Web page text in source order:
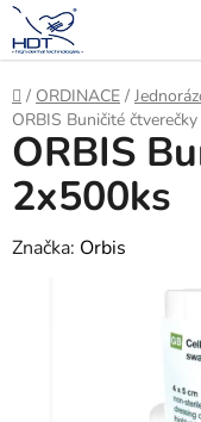
Přejít
na
obsah
Domů
/ ORDINACE /
ORBIS Buničité
ORBIS
2x500ks
Značka: Orbis